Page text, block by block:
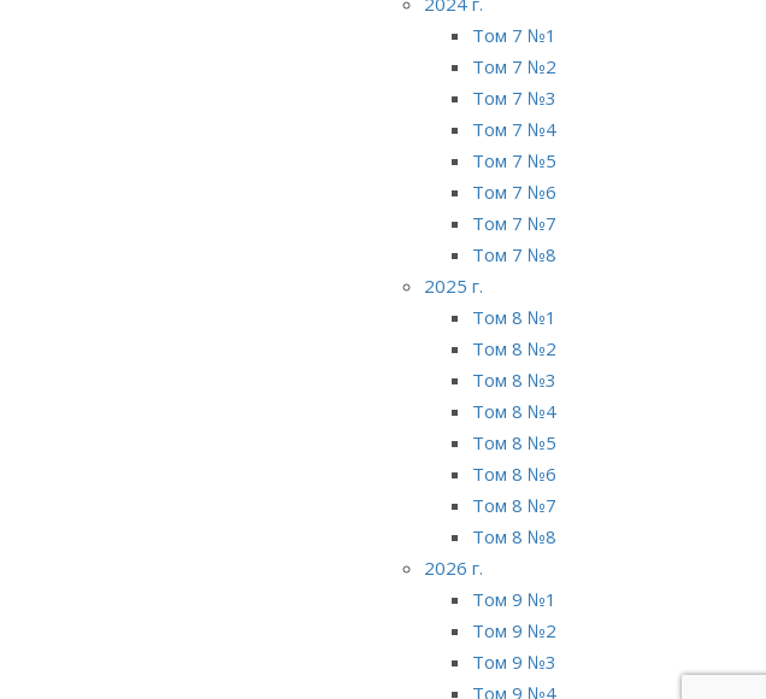
Том 7 №1
Том 7 №2
Том 7 №3
Том 7 №4
Том 7 №5
Том 7 №6
Том 7 №7
Том 7 №8
2025 г.
Том 8 №1
Том 8 №2
Том 8 №3
Том 8 №4
Том 8 №5
Том 8 №6
Том 8 №7
Том 8 №8
2026 г.
Том 9 №1
Том 9 №2
Том 9 №3
Том 9 №4